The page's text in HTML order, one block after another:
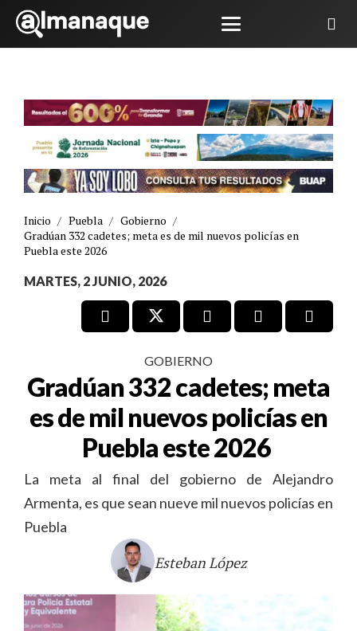
Inicio / Puebla / Gobierno /
Gradúan 332 cadetes; meta es de mil nuevos policías en
Puebla este 2026
MARTES, 2 JUNIO, 2026
GOBIERNO
Gradúan 332 cadetes; meta
es de mil nuevos policías en
Puebla este 2026
La meta al final del gobierno de Alejandro
Armenta, es que sean nueve mil nuevos policías en
Puebla
Esteban López